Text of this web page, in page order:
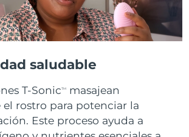
saludable
T-SonicTM
masajean
el rostro para potenciar la
Este proceso ayuda a